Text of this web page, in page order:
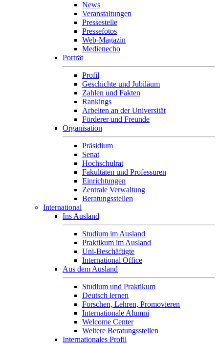
News
Veranstaltungen
Pressestelle
Pressefotos
Web-Magazin
Medienecho
Porträt
Profil
Geschichte und Jubiläum
Zahlen und Fakten
Rankings
Arbeiten an der Universität
Förderer und Freunde
Organisation
Präsidium
Senat
Hochschulrat
Fakultäten und Professuren
Einrichtungen
Zentrale Verwaltung
Beratungsstellen
International
Ins Ausland
Studium im Ausland
Praktikum im Ausland
Uni-Beschäftigte
International Office
Aus dem Ausland
Studium und Praktikum
Deutsch lernen
Forschen, Lehren, Promovieren
Internationale Alumni
Welcome Center
Weitere Beratungsstellen
Internationales Profil